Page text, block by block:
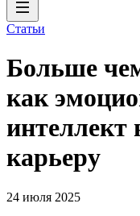
Статьи
Больше
как
интеллект
карьеру
24 июля 2025